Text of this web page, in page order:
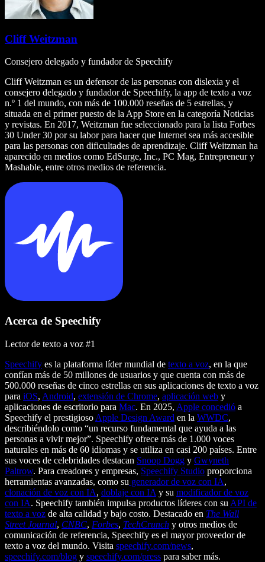
Cliff Weitzman
Consejero delegado y fundador de Speechify
Cliff Weitzman es un defensor de las personas con dislexia y el
consejero delegado y fundador de Speechify, la app de texto a voz
n.º 1 del mundo, con más de 100.000 reseñas de 5 estrellas, y
situada en el primer puesto de la App Store en la categoría Noticias
y revistas. En 2017, Weitzman fue seleccionado para la lista Forbes
30 Under 30 por su labor para hacer que Internet sea más accesible
para las personas con dificultades de aprendizaje. Cliff Weitzman ha
aparecido en medios como EdSurge, Inc., PC Mag, Entrepreneur y
Mashable, entre otros medios de referencia.
Acerca de Speechify
Lector de texto a voz #1
Speechify es la plataforma líder mundial de texto a voz, en la que
confían más de 50 millones de usuarios y que cuenta con más de
500.000 reseñas de cinco estrellas en sus aplicaciones de texto a voz
para iOS, Android, extensión de Chrome, aplicación web y
aplicaciones de escritorio para Mac. En 2025, Apple concedió a
Speechify el prestigioso Apple Design Award en la WWDC,
describiéndolo como “un recurso fundamental que ayuda a las
personas a vivir mejor”. Speechify ofrece más de 1.000 voces
naturales en más de 60 idiomas y se utiliza en casi 200 países. Entre
sus voces de celebridades destacan Snoop Dogg y Gwyneth
Paltrow. Para creadores y empresas, Speechify Studio proporciona
herramientas avanzadas, como su generador de voz con IA,
clonación de voz con IA, doblaje con IA y su modificador de voz
con IA. Speechify también impulsa productos líderes con su API de
texto a voz de alta calidad y bajo costo. Destacado en The Wall
Street Journal, CNBC, Forbes, TechCrunch y otros medios de
comunicación de referencia, Speechify es el mayor proveedor de
texto a voz del mundo. Visita speechify.com/news,
speechify.com/blog y speechify.com/press para saber más.